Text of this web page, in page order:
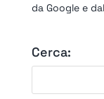
da Google e
Cerca: